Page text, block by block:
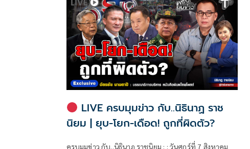
เข้าไปเกี่ยวข้องกับการทุจริตสอบท้องถิ่น
LIVE ครบมุมข่าว กับ..นิธินาฏ ราช
นิยม | ยุบ-โยก-เดือด! ถูกที่ผิดตัว?
ครบมุมข่าว กับ..นิธินาฏ ราชนิยม : : วันศุกร์ที่ 7 สิงหาคม